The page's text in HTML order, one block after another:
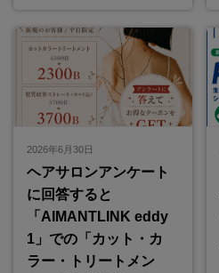
2026年6月30日
ヘアサロンアンケート
に回答すると
「AIMANTLINK eddy
1」での「カット・カ
ラー・トリートメン